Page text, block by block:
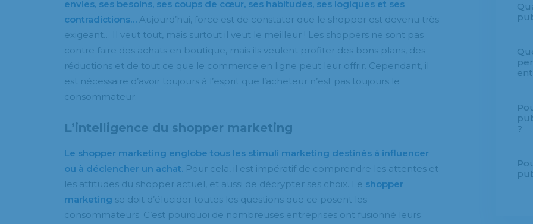
envies, ses besoins, ses coups de cœur, ses habitudes, ses logiques et ses
contradictions… Aujourd’hui, force est de constater que le shopper est devenu très
exigeant… Il veut tout, mais surtout il veut le meilleur ! Les shoppers ne sont pas
contre faire des achats en boutique, mais ils veulent profiter des bons plans, des
réductions et de tout ce que le commerce en ligne peut leur offrir. Cependant, il
est nécessaire d’avoir toujours à l’esprit que l’acheteur n’est pas toujours le
consommateur.
L’intelligence du shopper marketing
Le shopper marketing englobe tous les stimuli marketing destinés à influencer
ou à déclencher un achat. Pour cela, il est impératif de comprendre les attentes et
les attitudes du shopper actuel, et aussi de décrypter ses choix. Le shopper
marketing se doit d’élucider toutes les questions que ce posent les
consommateurs. C’est pourquoi de nombreuses entreprises ont fusionné leurs
?